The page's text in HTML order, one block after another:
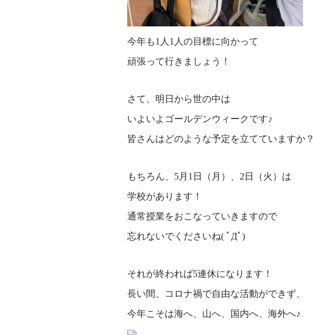
今年も1人1人の目標に向かって
頑張って行きましょう！
さて、明日から世の中は
いよいよゴールデンウィークです♪
皆さんはどのような予定を立てていますか？
もちろん、5月1日（月）、2日（火）は
学校があります！
通常授業をおこなっていきますので
忘れないでくださいね( ﾟДﾟ)
それが終われば5連休になります！
長い間、コロナ禍で自由な活動ができず、
今年こそは海へ、山へ、国内へ、海外へ♪